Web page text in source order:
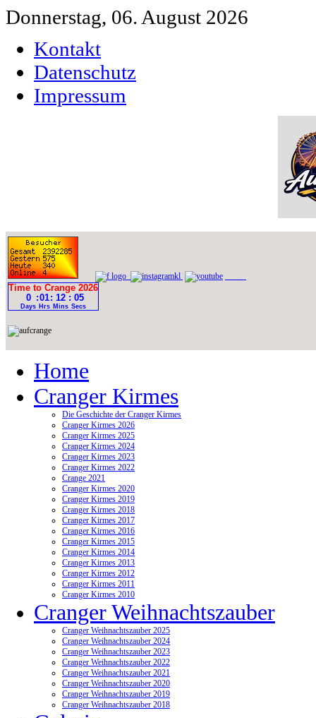
Donnerstag, 06. August 2026
Kontakt
Datenschutz
Impressum
Home
Cranger Kirmes
Die Geschichte der Cranger Kirmes
Cranger Kirmes 2026
Cranger Kirmes 2025
Cranger Kirmes 2024
Cranger Kirmes 2023
Cranger Kirmes 2022
Crange 2021
Cranger Kirmes 2020
Cranger Kirmes 2019
Cranger Kirmes 2018
Cranger Kirmes 2017
Cranger Kirmes 2016
Cranger Kirmes 2015
Cranger Kirmes 2014
Cranger Kirmes 2013
Cranger Kirmes 2012
Cranger Kirmes 2011
Cranger Kirmes 2010
Cranger Weihnachtszauber
Cranger Weihnachtszauber 2025
Cranger Weihnachtszauber 2024
Cranger Weihnachtszauber 2023
Cranger Weihnachtszauber 2022
Cranger Weihnachtszauber 2021
Cranger Weihnachtszauber 2020
Cranger Weihnachtszauber 2019
Cranger Weihnachtszauber 2018